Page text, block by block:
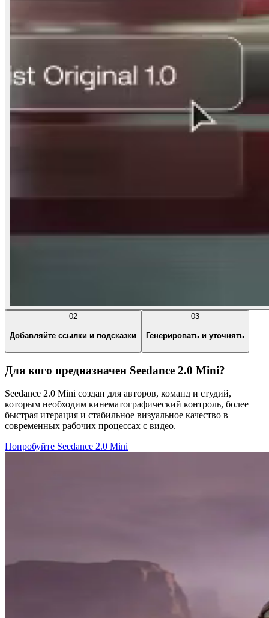
02
Добавляйте ссылки и подсказки
03
Генерировать и уточнять
Для кого предназначен Seedance 2.0 Mini?
Seedance 2.0 Mini создан для авторов, команд и студий,
которым необходим кинематографический контроль, более
быстрая итерация и стабильное визуальное качество в
современных рабочих процессах с видео.
Попробуйте Seedance 2.0 Mini